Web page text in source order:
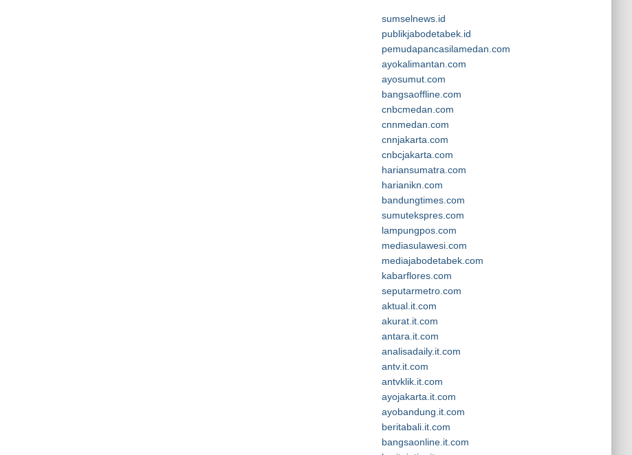
sumselnews.id
publikjabodetabek.id
pemudapancasilamedan.com
ayokalimantan.com
ayosumut.com
bangsaoffline.com
cnbcmedan.com
cnnmedan.com
cnnjakarta.com
cnbcjakarta.com
hariansumatra.com
harianikn.com
bandungtimes.com
sumutekspres.com
lampungpos.com
mediasulawesi.com
mediajabodetabek.com
kabarflores.com
seputarmetro.com
aktual.it.com
akurat.it.com
antara.it.com
analisadaily.it.com
antv.it.com
antvklik.it.com
ayojakarta.it.com
ayobandung.it.com
beritabali.it.com
bangsaonline.it.com